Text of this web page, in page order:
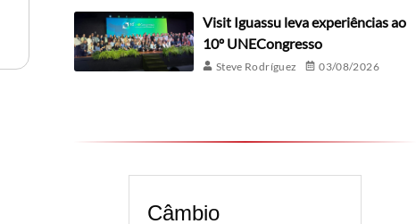
Visit Iguassu leva experiências ao
10º UNECongresso
Steve Rodríguez 03/08/2026
Câmbio